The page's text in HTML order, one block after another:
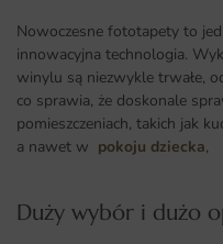
Nowoczesne fototapety to
innowacyjna technologia.
winylu są niezwykle trwałe,
co sprawia, że doskonale
pomieszczeniach, takich jak
a nawet w pokoju dziecka,
Duży wybór i dużo